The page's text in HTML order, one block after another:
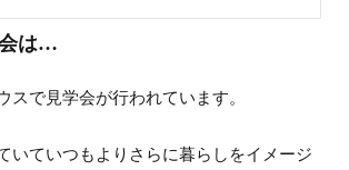
は…
スで見学会が行われています。
いていつもよりさらに暮らしをイメージ